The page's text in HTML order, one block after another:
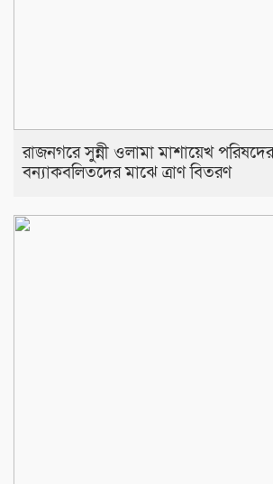
রাজনগরে সুন্নী ওলামা মাশায়েখ
বন্যাকবলিতদের মাঝে ত্রাণ বিতরণ